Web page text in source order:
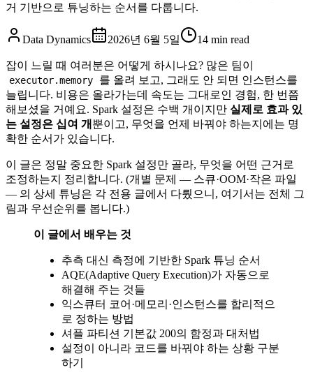
거 기반으로 튜닝하는 순서를 다룹니다.
Data Dynamics 2026년 6월 5일 14 min read
잡이 느릴 때 여러분은 어떻게 하시나요? 많은 팀이
executor.memory
를 올려 보고, 그래도 안 되면 인스턴스를
늘립니다. 비용은 올라가는데 속도는 그대로인 경험, 한 번쯤
해보셨을 거예요. Spark 설정은 수백 개이지만 실제로 효과 있
는 설정은 십여 개 뿐이고, 무엇을 언제 바꿔야 하는지에는 명
확한 순서가 있습니다.
이 글은 정말 중요한 Spark 설정만 골라, 무엇을 어떤 근거로
조정하는지 정리합니다. (개별 문제 — 스큐·OOM·작은 파일
— 의 상세 튜닝은 각 전용 글에서 다뤘으니, 여기서는 전체 그
림과 우선순위를 봅니다.)
이 글에서 배우는 것
추측 대신 측정에 기반한 Spark 튜닝 순서
AQE(Adaptive Query Execution)가 자동으로
해결해 주는 것들
익스큐터 코어·메모리·인스턴스를 합리적으
로 정하는 방법
셔플 파티션 기본값 200의 함정과 대처법
설정이 아니라 코드를 바꿔야 하는 상황 구분
하기